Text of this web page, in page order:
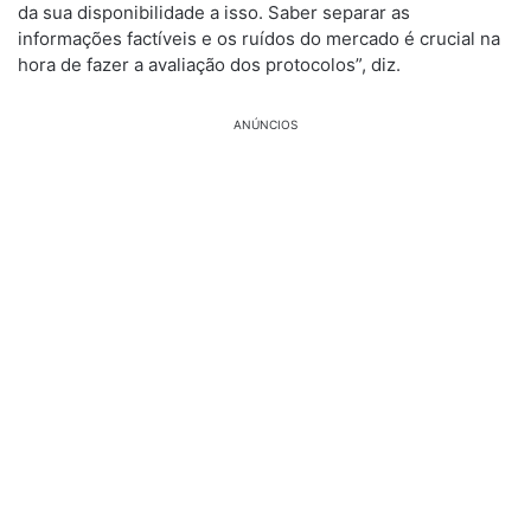
da sua disponibilidade a isso. Saber separar as
informações factíveis e os ruídos do mercado é crucial na
hora de fazer a avaliação dos protocolos”, diz.
ANÚNCIOS